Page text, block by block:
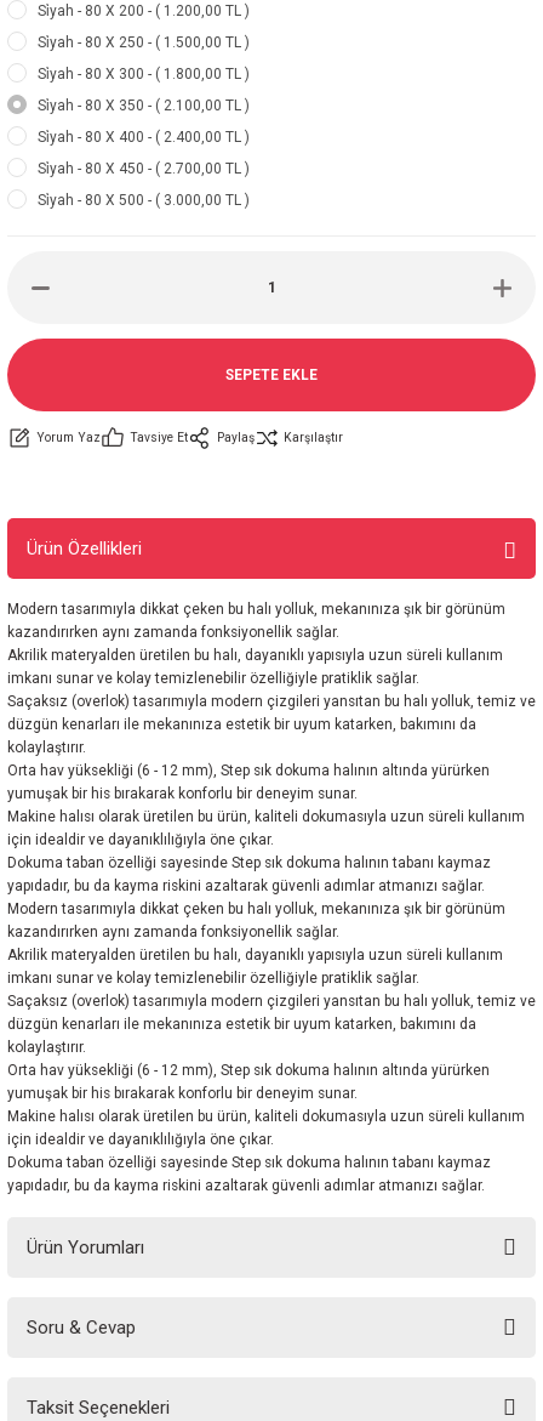
Si̇yah - 80 X 200 - ( 1.200,00 TL )
Si̇yah - 80 X 250 - ( 1.500,00 TL )
Si̇yah - 80 X 300 - ( 1.800,00 TL )
Si̇yah - 80 X 350 - ( 2.100,00 TL )
Si̇yah - 80 X 400 - ( 2.400,00 TL )
Si̇yah - 80 X 450 - ( 2.700,00 TL )
Si̇yah - 80 X 500 - ( 3.000,00 TL )
SEPETE EKLE
Yorum Yaz Tavsiye Et Paylaş Karşılaştır
Ürün Özellikleri
Modern tasarımıyla dikkat çeken bu halı yolluk, mekanınıza şık bir görünüm
kazandırırken aynı zamanda fonksiyonellik sağlar.
Akrilik materyalden üretilen bu halı, dayanıklı yapısıyla uzun süreli kullanım
imkanı sunar ve kolay temizlenebilir özelliğiyle pratiklik sağlar.
Saçaksız (overlok) tasarımıyla modern çizgileri yansıtan bu halı yolluk, temiz ve
düzgün kenarları ile mekanınıza estetik bir uyum katarken, bakımını da
kolaylaştırır.
Orta hav yüksekliği (6 - 12 mm), Step sık dokuma halının altında yürürken
yumuşak bir his bırakarak konforlu bir deneyim sunar.
Makine halısı olarak üretilen bu ürün, kaliteli dokumasıyla uzun süreli kullanım
için idealdir ve dayanıklılığıyla öne çıkar.
Dokuma taban özelliği sayesinde Step sık dokuma halının tabanı kaymaz
yapıdadır, bu da kayma riskini azaltarak güvenli adımlar atmanızı sağlar.
Modern tasarımıyla dikkat çeken bu halı yolluk, mekanınıza şık bir görünüm
kazandırırken aynı zamanda fonksiyonellik sağlar.
Akrilik materyalden üretilen bu halı, dayanıklı yapısıyla uzun süreli kullanım
imkanı sunar ve kolay temizlenebilir özelliğiyle pratiklik sağlar.
Saçaksız (overlok) tasarımıyla modern çizgileri yansıtan bu halı yolluk, temiz ve
düzgün kenarları ile mekanınıza estetik bir uyum katarken, bakımını da
kolaylaştırır.
Orta hav yüksekliği (6 - 12 mm), Step sık dokuma halının altında yürürken
yumuşak bir his bırakarak konforlu bir deneyim sunar.
Makine halısı olarak üretilen bu ürün, kaliteli dokumasıyla uzun süreli kullanım
için idealdir ve dayanıklılığıyla öne çıkar.
Dokuma taban özelliği sayesinde Step sık dokuma halının tabanı kaymaz
yapıdadır, bu da kayma riskini azaltarak güvenli adımlar atmanızı sağlar.
Ürün Yorumları
Soru & Cevap
Taksit Seçenekleri